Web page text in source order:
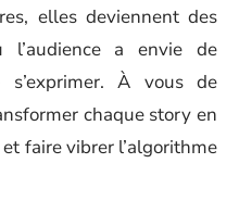
elles deviennent des
l’audience a envie de
À vous de
chaque story en
faire vibrer l’algorithme